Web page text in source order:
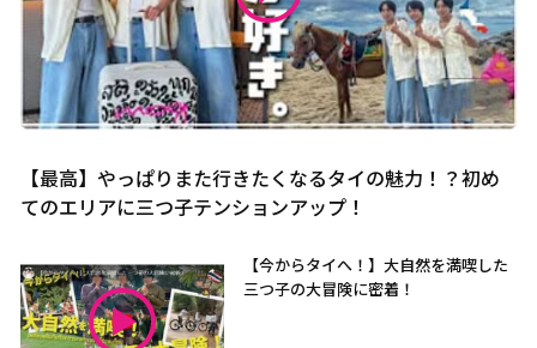
【最高】やっぱりまた行きたくなるタイの魅力！？初め
てのエリアに三つ子テンションアップ！
【今からタイへ！】大自然を満喫した
三つ子の大冒険に密着！